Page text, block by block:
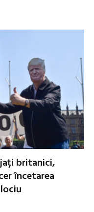
britanici,
încetarea